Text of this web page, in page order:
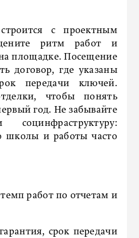
с проектным
ритм работ и
площадке. Посещение
договор, где указаны
передачи ключей.
чтобы понять
год. Не забывайте
школы и работы часто
работ по отчетам и
срок передачи